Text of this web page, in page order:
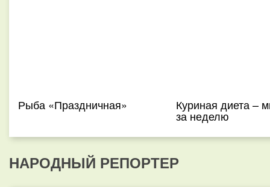
Рыба «Праздничная» Куриная диета –
за неделю
НАРОДНЫЙ РЕПОРТЕР